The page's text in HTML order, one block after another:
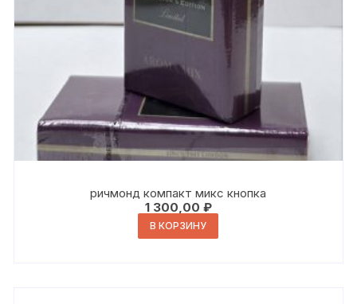
ричмонд компакт микс кнопка
1 300,00 ₽
В КОРЗИНУ